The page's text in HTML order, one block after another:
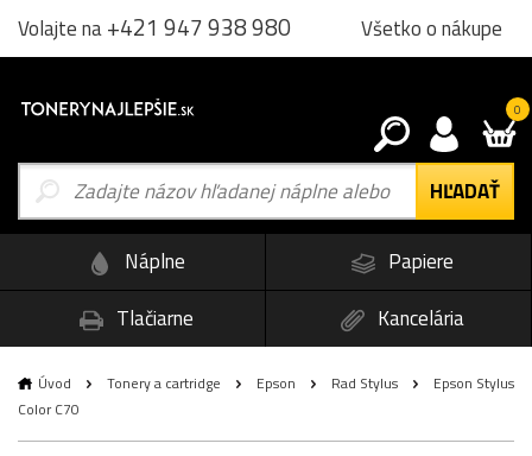
Volajte na+421 947 938 980 Všetko o nákupe
0
Náplne
Papiere
Tlačiarne
Kancelária
Úvod Tonery a cartridge Epson Rad Stylus
Epson Stylus
Color C70